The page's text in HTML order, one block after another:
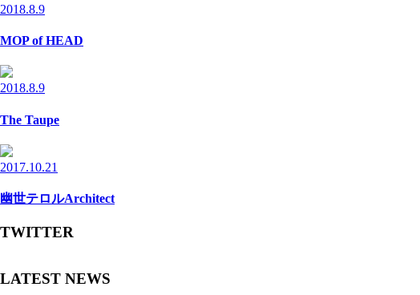
2018.8.9
MOP of HEAD
2018.8.9
The Taupe
2017.10.21
幽世テロルArchitect
TWITTER
LATEST NEWS